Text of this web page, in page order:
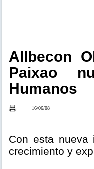
Allbecon
Paixao
Humanos
16/06/08
Con esta nueva
crecimiento y